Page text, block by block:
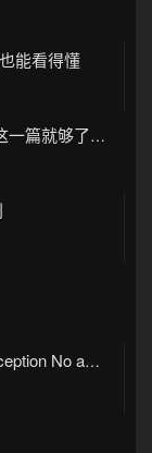
能看得懂
Java实现Excel导入和导出，看这一篇就够了(珍藏版)
javax.net.ssl.SSLHandshakeException No appropriate protocol (protocol is disabled or cipher suites are inappropriate)错误